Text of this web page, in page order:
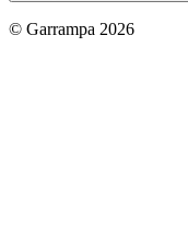
© Garrampa 2026